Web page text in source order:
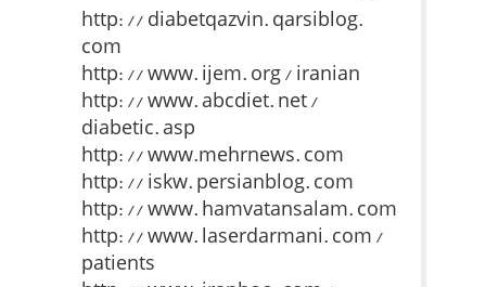
http: // diabetqazvin. qarsiblog.
com
http: // www. ijem. org / iranian
http: // www. abcdiet. net /
diabetic. asp
http: // www.mehrnews. com
http: // iskw. persianblog. com
http: // www. hamvatansalam. com
http: // www. laserdarmani. com /
patients